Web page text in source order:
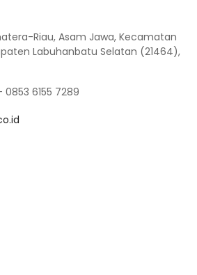
Riau, Asam Jawa, Kecamatan
Labuhanbatu Selatan (21464),
6155 7289